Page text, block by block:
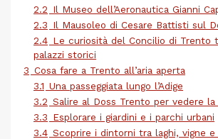
2.2 Il Museo dell’Aeronautica Gianni
2.3 Il Mausoleo di Cesare Battisti sul
2.4 Le curiosità del Concilio di Trento
palazzi storici
3 Cosa fare a Trento all’aria aperta
3.1 Una passeggiata lungo l’Adige
3.2 Salire al Doss Trento per vedere la
3.3 Esplorare i giardini e i parchi urbani
3.4 Scoprire i dintorni tra laghi, vigne e